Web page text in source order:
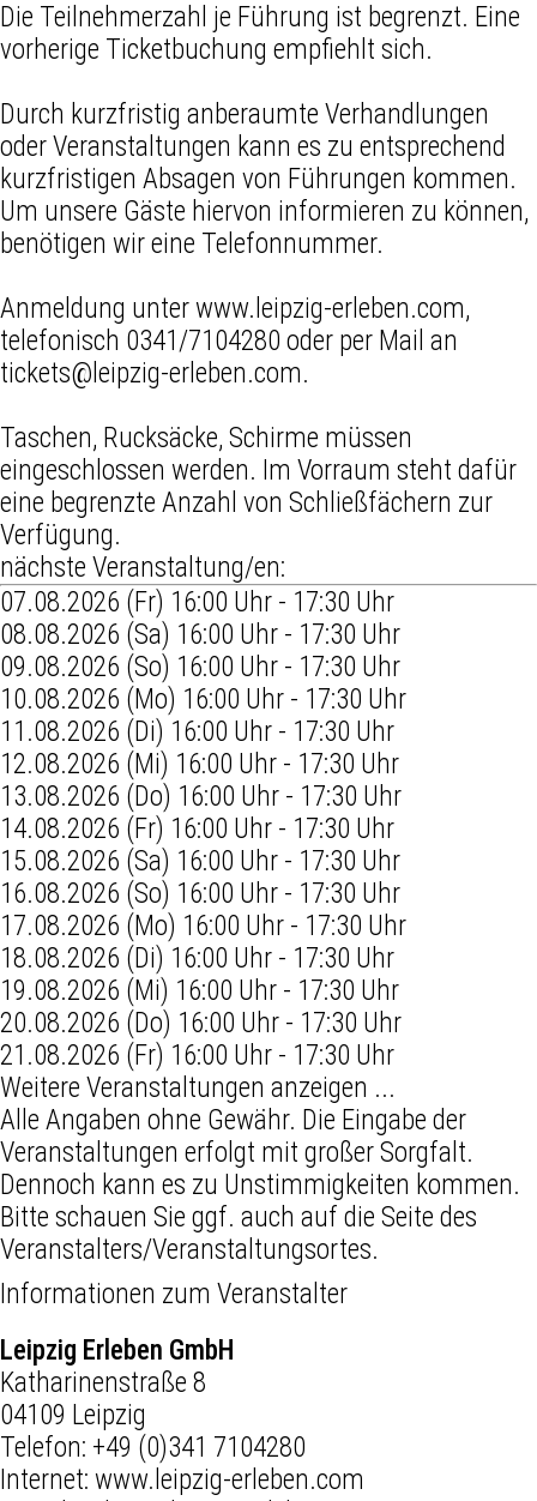
Die Teilnehmerzahl je Führung ist begrenzt. Eine
vorherige Ticketbuchung empfiehlt sich.
Durch kurzfristig anberaumte Verhandlungen
oder Veranstaltungen kann es zu entsprechend
kurzfristigen Absagen von Führungen kommen.
Um unsere Gäste hiervon informieren zu können,
benötigen wir eine Telefonnummer.
Anmeldung unter www.leipzig-erleben.com,
telefonisch 0341/7104280 oder per Mail an
tickets@leipzig-erleben.com.
Taschen, Rucksäcke, Schirme müssen
eingeschlossen werden. Im Vorraum steht dafür
eine begrenzte Anzahl von Schließfächern zur
Verfügung.
nächste Veranstaltung/en:
07.08.2026 (Fr) 16:00 Uhr - 17:30 Uhr
08.08.2026 (Sa) 16:00 Uhr - 17:30 Uhr
09.08.2026 (So) 16:00 Uhr - 17:30 Uhr
10.08.2026 (Mo) 16:00 Uhr - 17:30 Uhr
11.08.2026 (Di) 16:00 Uhr - 17:30 Uhr
12.08.2026 (Mi) 16:00 Uhr - 17:30 Uhr
13.08.2026 (Do) 16:00 Uhr - 17:30 Uhr
14.08.2026 (Fr) 16:00 Uhr - 17:30 Uhr
15.08.2026 (Sa) 16:00 Uhr - 17:30 Uhr
16.08.2026 (So) 16:00 Uhr - 17:30 Uhr
17.08.2026 (Mo) 16:00 Uhr - 17:30 Uhr
18.08.2026 (Di) 16:00 Uhr - 17:30 Uhr
19.08.2026 (Mi) 16:00 Uhr - 17:30 Uhr
20.08.2026 (Do) 16:00 Uhr - 17:30 Uhr
21.08.2026 (Fr) 16:00 Uhr - 17:30 Uhr
Weitere Veranstaltungen anzeigen ...
Alle Angaben ohne Gewähr. Die Eingabe der
Veranstaltungen erfolgt mit großer Sorgfalt.
Dennoch kann es zu Unstimmigkeiten kommen.
Bitte schauen Sie ggf. auch auf die Seite des
Veranstalters/Veranstaltungsortes.
Informationen zum Veranstalter
Leipzig Erleben GmbH
Katharinenstraße 8
04109 Leipzig
Telefon: +49 (0)341 7104280
Internet: www.leipzig-erleben.com